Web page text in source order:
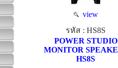
view
รหัส : HS8S
POWER STUDIO
MONITOR
HS8S